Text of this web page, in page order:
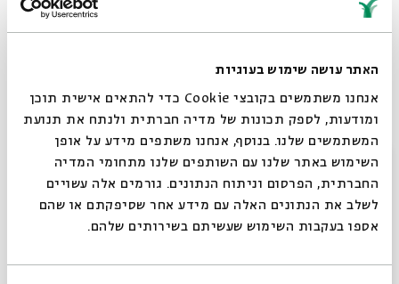
האתר עושה שימוש בעוגיות
אנחנו משתמשים בקובצי Cookie כדי להתאים אישית תוכן
ומודעות, לספק תכונות של מדיה חברתית ולנתח את תנועת
המשתמשים שלנו. בנוסף, אנחנו משתפים מידע על אופן
השימוש באתר שלנו עם השותפים שלנו מתחומי המדיה
החברתית, הפרסום וניתוח הנתונים. גורמים אלה עשויים
לשלב את הנתונים האלה עם מידע אחר שסיפקתם או שהם
אספו בעקבות השימוש שעשיתם בשירותים שלהם.
(Tuesday I Jan 26 I 8pm (1pm EST
קרדיטים לתמונות:
נתן אלתרמן, 1940 עיבוד תמר הירדני באדיבות ויקיפדיה
יהודה לייב גורדון באדיבות ויקיפדיה אוסף דיוויד ב. קידן
של תמונות דיגיטליות מהארכיון הציוני המרכזי
טשרניחובסקי 1927 באדיבות לעמ
סגור